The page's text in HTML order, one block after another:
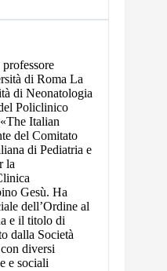
di Roma La
di Neonatologia
Policlinico
Italian
del Comitato
di Pediatria e
la
Gesù. Ha
dell’Ordine al
e il titolo di
dalla Società
diversi
e sociali